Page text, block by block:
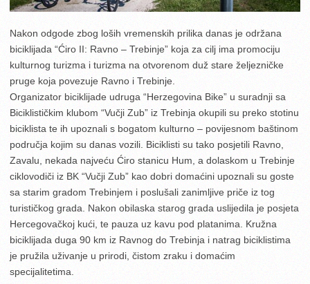
Nakon odgode zbog loših vremenskih prilika danas je održana
biciklijada “Ćiro II: Ravno – Trebinje” koja za cilj ima promociju
kulturnog turizma i turizma na otvorenom duž stare željezničke
pruge koja povezuje Ravno i Trebinje.
Organizator biciklijade udruga “Herzegovina Bike” u suradnji sa
Biciklističkim klubom “Vučji Zub” iz Trebinja okupili su preko stotinu
biciklista te ih upoznali s bogatom kulturno – povijesnom baštinom
područja kojim su danas vozili. Biciklisti su tako posjetili Ravno,
Zavalu, nekada najveću Ćiro stanicu Hum, a dolaskom u Trebinje
ciklovodiči iz BK “Vučji Zub” kao dobri domaćini upoznali su goste
sa starim gradom Trebinjem i poslušali zanimljive priče iz tog
turističkog grada. Nakon obilaska starog grada uslijedila je posjeta
Hercegovačkoj kući, te pauza uz kavu pod platanima. Kružna
biciklijada duga 90 km iz Ravnog do Trebinja i natrag biciklistima
je pružila uživanje u prirodi, čistom zraku i domaćim
specijalitetima.